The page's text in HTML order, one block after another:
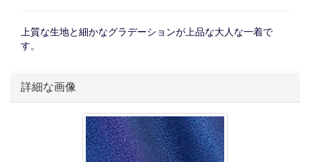
上質な生地と細かなグラデーションが上品な大人な一着で
す。
詳細な画像